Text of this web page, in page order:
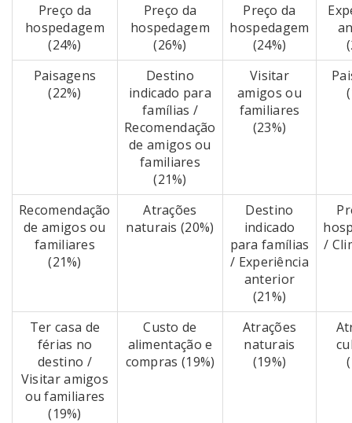
Preço da
hospedagem
(24%)
Preço da
hospedagem
(26%)
Preço da
hospedagem
(24%)
Paisagens
(22%)
Destino
indicado para
famílias /
Recomendação
de amigos ou
familiares
(21%)
Visitar
amigos ou
familiares
(23%)
Recomendação
de amigos ou
familiares
(21%)
Atrações
naturais (20%)
Destino
indicado
para famílias
/ Experiência
anterior
(21%)
/
Ter casa de
férias no
destino /
Visitar amigos
ou familiares
(19%)
Custo de
alimentação e
compras (19%)
Atrações
naturais
(19%)